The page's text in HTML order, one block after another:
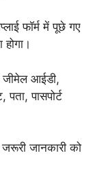
फॉर्म में पूछे गए
जीमेल आईडी,
पासपोर्ट
जानकारी को